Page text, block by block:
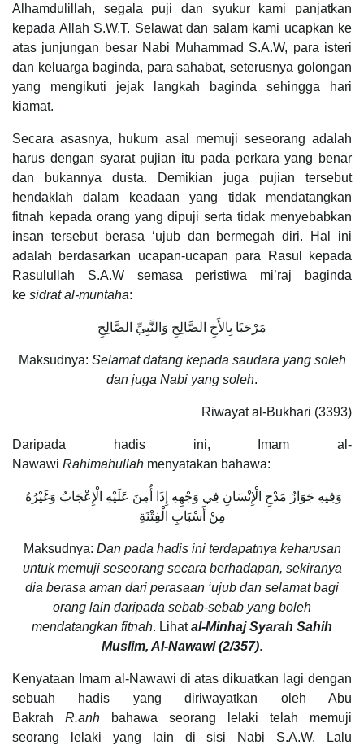
Alhamdulillah, segala puji dan syukur kami panjatkan
kepada Allah S.W.T. Selawat dan salam kami ucapkan ke
atas junjungan besar Nabi Muhammad S.A.W, para isteri
dan keluarga baginda, para sahabat, seterusnya golongan
yang mengikuti jejak langkah baginda sehingga hari
kiamat.
Secara asasnya, hukum asal memuji seseorang adalah
harus dengan syarat pujian itu pada perkara yang benar
dan bukannya dusta. Demikian juga pujian tersebut
hendaklah dalam keadaan yang tidak mendatangkan
fitnah kepada orang yang dipuji serta tidak menyebabkan
insan tersebut berasa ‘ujub dan bermegah diri. Hal ini
adalah berdasarkan ucapan-ucapan para Rasul kepada
Rasulullah S.A.W semasa peristiwa mi’raj baginda
ke sidrat al-muntaha:
مَرْحَبًا بِالأَخِ الصَّالِحِ وَالنَّبِيِّ الصَّالِحِ
Maksudnya: Selamat datang kepada saudara yang soleh
dan juga Nabi yang soleh.
Riwayat al-Bukhari (3393)
Daripada hadis ini, Imam al-
Nawawi Rahimahullah menyatakan bahawa:
مِنْ أَسْبَابِ الْفِتْنَةِ
Maksudnya: Dan pada hadis ini terdapatnya keharusan
untuk memuji seseorang secara berhadapan, sekiranya
dia berasa aman dari perasaan ‘ujub dan selamat bagi
orang lain daripada sebab-sebab yang boleh
mendatangkan fitnah. Lihatal-Minhaj Syarah Sahih
Muslim, Al-Nawawi (2/357).
Kenyataan Imam al-Nawawi di atas dikuatkan lagi dengan
sebuah hadis yang diriwayatkan oleh Abu
Bakrah R.anh bahawa seorang lelaki telah memuji
seorang lelaki yang lain di sisi Nabi S.A.W. Lalu